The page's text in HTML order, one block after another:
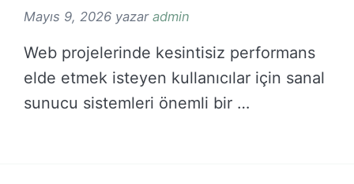
Mayıs 9, 2026 yazar admin
Web projelerinde kesintisiz performans
elde etmek isteyen kullanıcılar için sanal
sunucu sistemleri önemli bir …